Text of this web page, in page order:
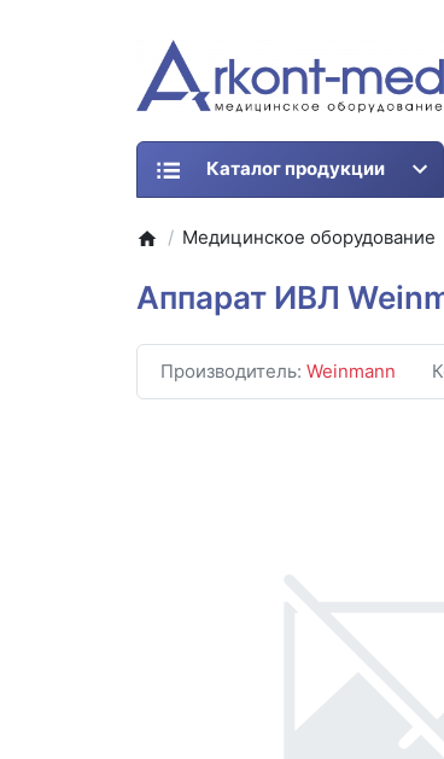
Каталог продукции
Медицинское оборудование
Аппарат ИВЛ
Производитель: Weinmann